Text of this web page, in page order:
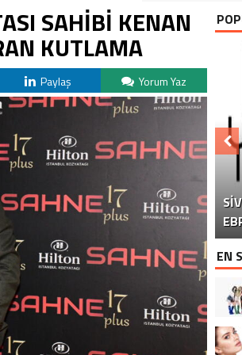
SAHİBİ KENAN
KUTLAMA
Paylaş Yorum Yaz
EN